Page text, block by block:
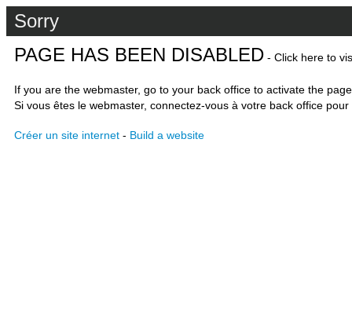
Sorry
PAGE HAS BEEN DISABLED - Click here to
If you are the webmaster, go to your back office to activate the
Si vous êtes le webmaster, connectez-vous à votre back office
Créer un site internet - Build a website